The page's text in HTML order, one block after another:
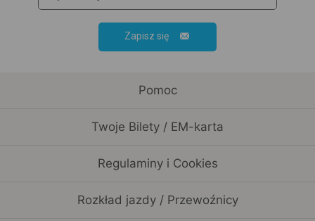
Zapisz się
Pomoc
Twoje Bilety / EM-karta
Regulaminy i Cookies
Rozkład jazdy / Przewoźnicy